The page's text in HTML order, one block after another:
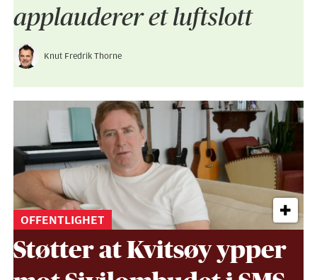
applauderer et luftslott
Knut Fredrik Thorne
OFFENTLIGHET
Støtter at Kvitsøy ypper